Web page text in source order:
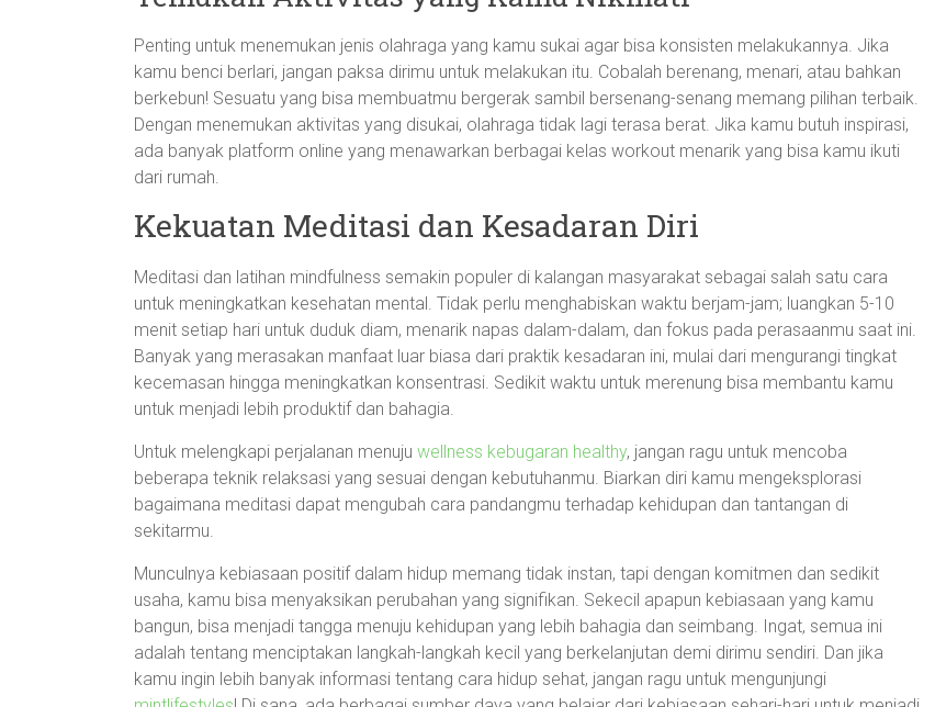
Penting untuk menemukan jenis olahraga yang kamu sukai agar bisa konsisten melakukannya. Jika
kamu benci berlari, jangan paksa dirimu untuk melakukan itu. Cobalah berenang, menari, atau bahkan
berkebun! Sesuatu yang bisa membuatmu bergerak sambil bersenang-senang memang pilihan terbaik.
Dengan menemukan aktivitas yang disukai, olahraga tidak lagi terasa berat. Jika kamu butuh inspirasi,
ada banyak platform online yang menawarkan berbagai kelas workout menarik yang bisa kamu ikuti
dari rumah.
Kekuatan Meditasi dan Kesadaran Diri
Meditasi dan latihan mindfulness semakin populer di kalangan masyarakat sebagai salah satu cara
untuk meningkatkan kesehatan mental. Tidak perlu menghabiskan waktu berjam-jam; luangkan 5-10
menit setiap hari untuk duduk diam, menarik napas dalam-dalam, dan fokus pada perasaanmu saat ini.
Banyak yang merasakan manfaat luar biasa dari praktik kesadaran ini, mulai dari mengurangi tingkat
kecemasan hingga meningkatkan konsentrasi. Sedikit waktu untuk merenung bisa membantu kamu
untuk menjadi lebih produktif dan bahagia.
Untuk melengkapi perjalanan menuju wellness kebugaran healthy, jangan ragu untuk mencoba
beberapa teknik relaksasi yang sesuai dengan kebutuhanmu. Biarkan diri kamu mengeksplorasi
bagaimana meditasi dapat mengubah cara pandangmu terhadap kehidupan dan tantangan di
sekitarmu.
Munculnya kebiasaan positif dalam hidup memang tidak instan, tapi dengan komitmen dan sedikit
usaha, kamu bisa menyaksikan perubahan yang signifikan. Sekecil apapun kebiasaan yang kamu
bangun, bisa menjadi tangga menuju kehidupan yang lebih bahagia dan seimbang. Ingat, semua ini
adalah tentang menciptakan langkah-langkah kecil yang berkelanjutan demi dirimu sendiri. Dan jika
kamu ingin lebih banyak informasi tentang cara hidup sehat, jangan ragu untuk mengunjungi